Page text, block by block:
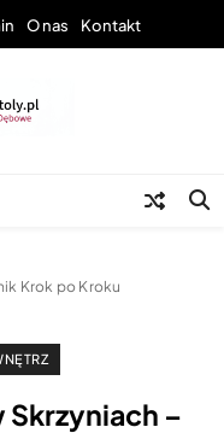
O nas Kontakt
Stoły do
Krok po Kroku
Skrzyniach –